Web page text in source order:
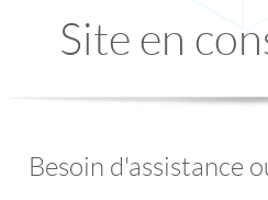
Site en
Besoin d'assistance